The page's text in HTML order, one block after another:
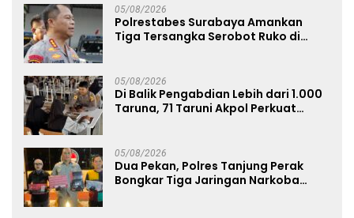
05/08/2026
Polrestabes Surabaya Amankan
Tiga Tersangka Serobot Ruko di
05/08/2026
Di Balik Pengabdian Lebih dari 1.000
Taruna, 71 Taruni Akpol Perkuat
05/08/2026
Dua Pekan, Polres Tanjung Perak
Bongkar Tiga Jaringan Narkoba